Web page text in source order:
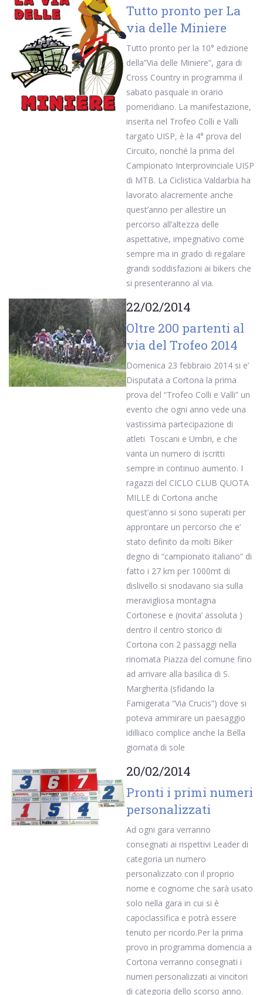
Tutto pronto per La
via delle Miniere
Tutto pronto per la 10° edizione
della”Via delle Miniere”, gara di
Cross Country in programma il
sabato pasquale in orario
pomeridiano. La manifestazione,
inserita nel Trofeo Colli e Valli
targato UISP, è la 4° prova del
Circuito, nonché la prima del
Campionato Interprovinciale UISP
di MTB. La Ciclistica Valdarbia ha
lavorato alacremente anche
quest’anno per allestire un
percorso all’altezza delle
aspettative, impegnativo come
sempre ma in grado di regalare
grandi soddisfazioni ai bikers che
si presenteranno al via.
22/02/2014
Oltre 200 partenti al
via del Trofeo 2014
Domenica 23 febbraio 2014 si e’
Disputata a Cortona la prima
prova del “Trofeo Colli e Valli” un
evento che ogni anno vede una
vastissima partecipazione di
atleti Toscani e Umbri, e che
vanta un numero di iscritti
sempre in continuo aumento. I
ragazzi del CICLO CLUB QUOTA
MILLE di Cortona anche
quest’anno si sono superati per
approntare un percorso che e’
stato definito da molti Biker
degno di “campionato italiano” di
fatto i 27 km per 1000mt di
dislivello si snodavano sia sulla
meravigliosa montagna
Cortonese e (novita’ assoluta )
dentro il centro storico di
Cortona con 2 passaggi nella
rinomata Piazza del comune fino
ad arrivare alla basilica di S.
Margherita (sfidando la
Famigerata “Via Crucis”) dove si
poteva ammirare un paesaggio
idilliaco complice anche la Bella
giornata di sole
20/02/2014
Pronti i primi numeri
personalizzati
Ad ogni gara verranno
consegnati ai rispettivi Leader di
categoria un numero
personalizzato con il proprio
nome e cognome che sarà usato
solo nella gara in cui si è
capoclassifica e potrà essere
tenuto per ricordo.Per la prima
provo in programma domencia a
Cortona verranno consegnati i
numeri personalizzati ai vincitori
di categoria dello scorso anno.